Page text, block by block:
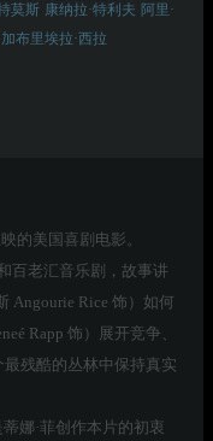
莫斯 康纳拉·特利夫 阿里·
加布里埃拉·西拉
的美国喜剧电影。
百老汇音乐剧，故事讲
Angourie Rice 饰）如何
Rapp 饰）展开竞争、
残酷的丛林中保持真实
娜·菲创作本片的初衷